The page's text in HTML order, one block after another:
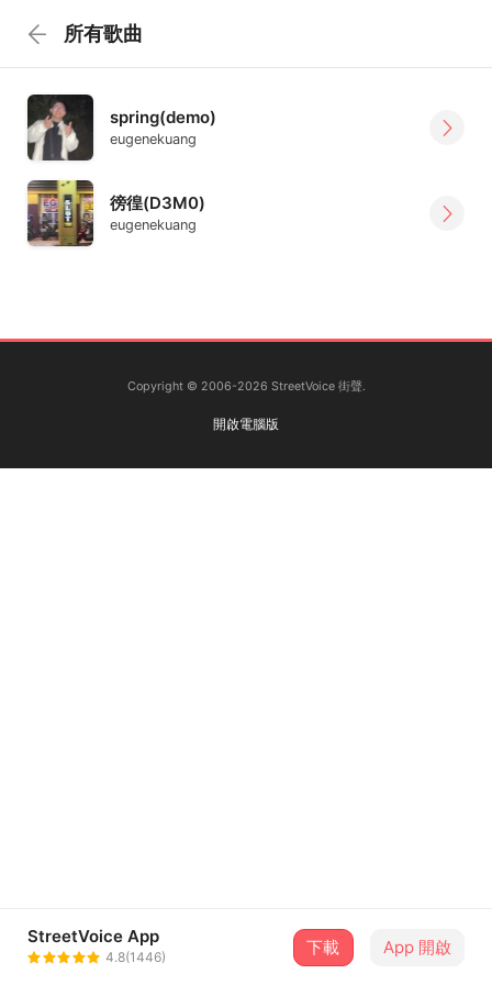
所有歌曲
spring(demo)
eugenekuang
徬徨(D3M0)
eugenekuang
Copyright © 2006-2026 StreetVoice 街聲.
開啟電腦版
StreetVoice App
4.8(1446) 下載 App 開啟